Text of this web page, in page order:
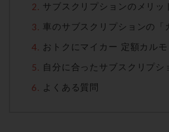
サブスクリプションのメリッ
車のサブスクリプションの「
おトクにマイカー 定額カル
自分に合ったサブスクリプシ
よくある質問